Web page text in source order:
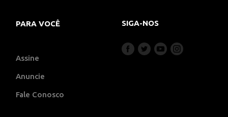
PARA VOCÊ
Assine
Anuncie
Fale Conosco
SIGA-NOS